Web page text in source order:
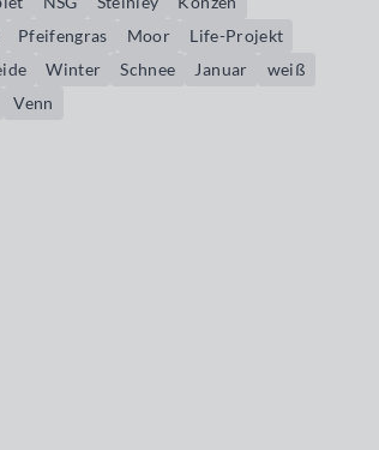
Pfeifengras Moor
Life-Projekt
Winter Schnee Januar
weiß
Venn